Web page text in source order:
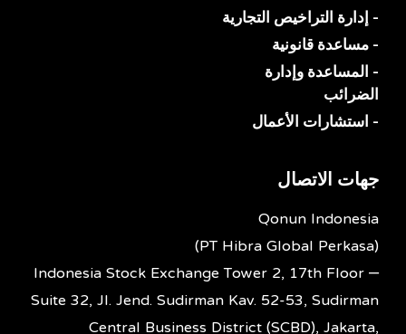
- إدارة التراخيص التجارية
- مساعدة قانونية
- المساعدة وإدارة
الضرائب
- استشارات الأعمال
جهات الاتصال
Qonun Indonesia
(PT Hibra Global Perkasa)
Indonesia Stock Exchange Tower 2, 17th Floor –
Suite 32, Jl. Jend. Sudirman Kav. 52-53, Sudirman